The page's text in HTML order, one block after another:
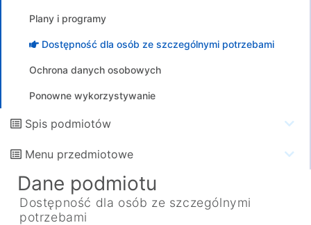
Plany i programy
Dostępność dla osób ze szczególnymi potrzebami
Ochrona danych osobowych
Ponowne wykorzystywanie
Spis podmiotów
Menu przedmiotowe
Dane podmiotu
Dostępność dla osób ze szczególnymi
potrzebami